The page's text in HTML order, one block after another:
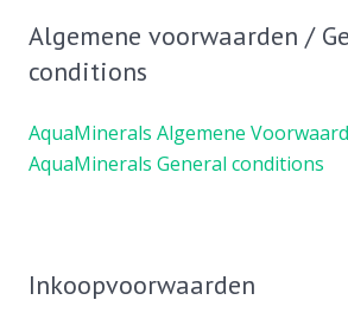
Algemene voorwaarden /
conditions
AquaMinerals Algemene
AquaMinerals General conditions
Inkoopvoorwaarden